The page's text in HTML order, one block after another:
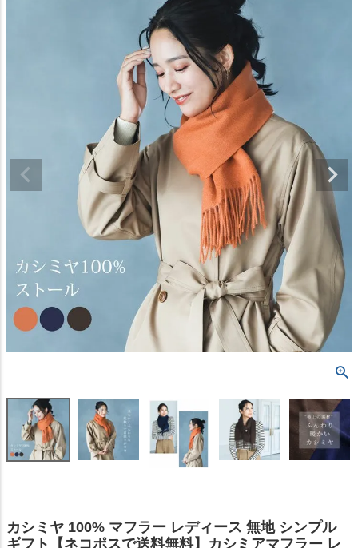
カシミヤ 100% マフラー レディース 無地 シンプル
ギフト【ネコポスで送料無料】カシミアマフラー レ